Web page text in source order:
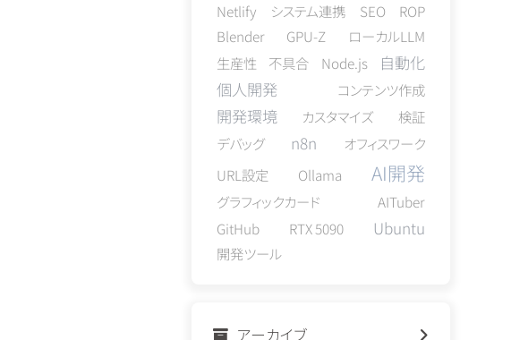
Netlify
システム連携 SEO
ROP
Blender
GPU-Z
ローカルLLM
生産性
不具合 Node.js
自動化
個人開発
コンテンツ作成
開発環境 カスタマイズ
検証
デバッグ
n8n
オフィスワーク
URL設定
Ollama AI開発
グラフィックカード
AITuber
GitHub
RTX 5090 Ubuntu
開発ツール
アーカイブ